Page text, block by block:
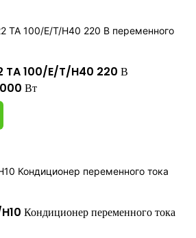
TA 100/E/T/H40 220 В
Вт
Кондиционер переменного тока